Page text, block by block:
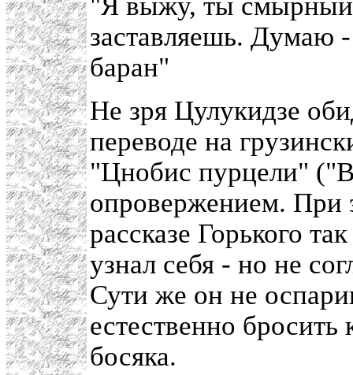
заставляешь. Думаю
баран"
Не зря Цулукидзе
переводе на
"Цнобис пурцели"
опровержением. При
рассказе Горького
узнал себя - но не
Сути же он не
естественно
босяка.